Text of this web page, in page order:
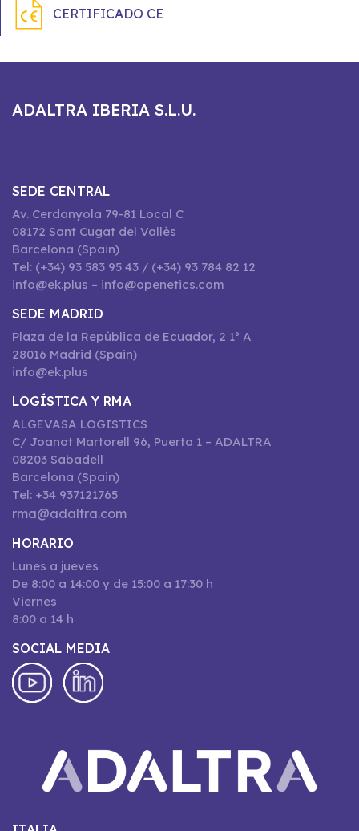
CERTIFICADO CE
ADALTRA IBERIA S.L.U.
SEDE CENTRAL
Av. Cerdanyola 79-81 Local C
08172 Sant Cugat del Vallès
Barcelona (Spain)
Tel: (+34) 93 583 95 43 / (+34) 93 784 82 12
info@ek.plus – info@openetics.com
SEDE MADRID
Plaza de la República de Ecuador, 2 1º A
28016 Madrid (Spain)
info@ek.plus
LOGÍSTICA Y RMA
ALGEVASA LOGISTICS
C/ Joanot Martorell 96, Puerta 1 – ADALTRA
08203 Sabadell
Barcelona (Spain)
Tel: +34 937121765
rma@adaltra.com
HORARIO
Lunes a jueves
De 8:00 a 14:00 y de 15:00 a 17:30 h
Viernes
8:00 a 14 h
SOCIAL MEDIA